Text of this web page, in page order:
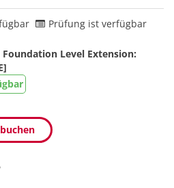
Prüfung ist verfügbar
Level Extension: